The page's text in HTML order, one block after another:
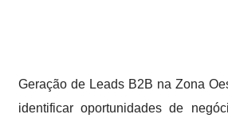
Geração de Leads B2B na Zona
identificar oportunidades de